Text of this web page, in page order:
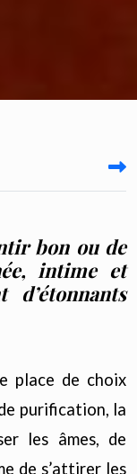
bon ou de
intime et
d’étonnants
place de choix
purification, la
les âmes, de
de s’attirer les